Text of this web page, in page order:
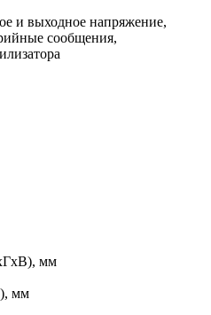
и выходное напряжение,
сообщения,
мм
мм